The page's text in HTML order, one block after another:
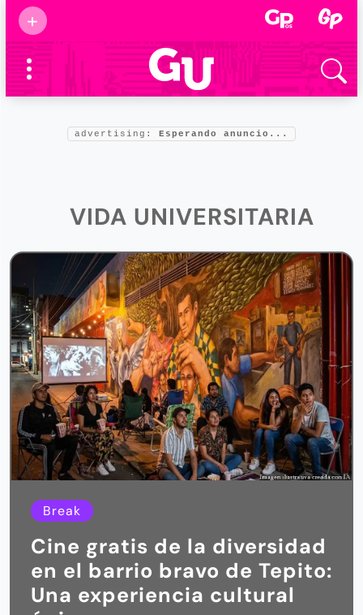
+
Supermamás
2025
Marcas de
confianza
Foro salud
advertising: Esperando anuncio...
VIDA UNIVERSITARIA
Break
Cine gratis de la diversidad
en el barrio bravo de Tepito:
Una experiencia cultural